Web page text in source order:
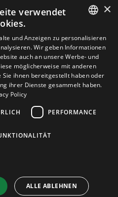
ENGLISH
ROMANIAN
×
verwendet
und Anzeigen zu personalisieren
Wir geben Informationen
auch an unsere Werbe- und
möglicherweise mit anderen
ihnen bereitgestellt haben oder
ihrer Dienste gesammelt haben.
Policy
PERFORMANCE
ALLE ABLEHNEN